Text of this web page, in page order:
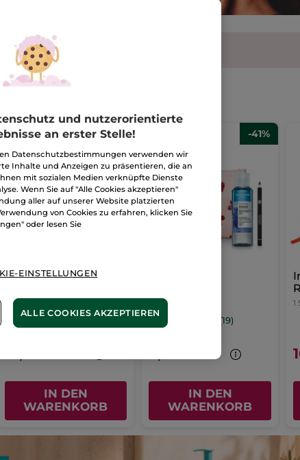
-50%
1+1 Volumen Mascara
1 Stück
IN DEN
WARENKORB
-41%
1 Stück
(19)
IN DEN
WARENKORB
1
und nutzerorientierte
an erster Stelle!
Datenschutzbestimmungen verwenden wir
Inhalte und Anzeigen zu präsentieren, die an
mit sozialen Medien verknüpfte Dienste
Wenn Sie auf "Alle Cookies akzeptieren"
aller auf unserer Website platzierten
von Cookies zu erfahren, klicken Sie
oder lesen Sie
EINSTELLUNGEN
ALLE COOKIES AKZEPTIEREN